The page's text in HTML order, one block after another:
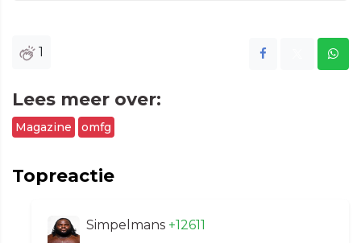
1
Lees meer over:
Magazine omfg
Topreactie
Simpelmans +12611